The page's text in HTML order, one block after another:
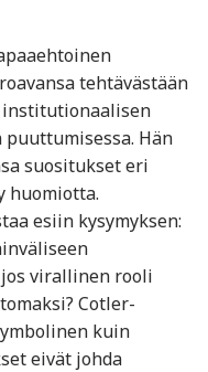
tehtävästään
Hän
suositukset eri
huomiotta.
esiin kysymyksen:
virallinen rooli
Cotler-
kuin
eivät johda